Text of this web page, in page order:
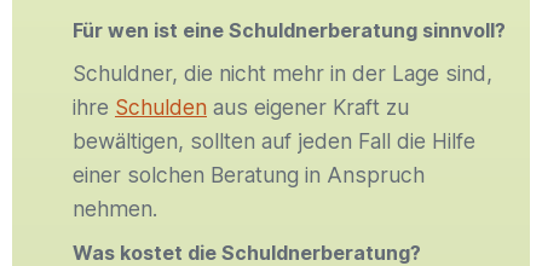
Für wen ist eine Schuldnerberatung sinnvoll?
Schuldner, die nicht mehr in der Lage sind,
ihre Schulden aus eigener Kraft zu
bewältigen, sollten auf jeden Fall die Hilfe
einer solchen Beratung in Anspruch
nehmen.
Was kostet die Schuldnerberatung?